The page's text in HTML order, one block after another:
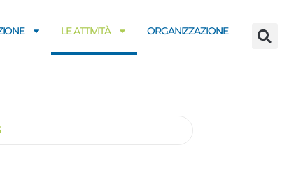
LE ATTIVITÀ ORGANIZZAZIONE